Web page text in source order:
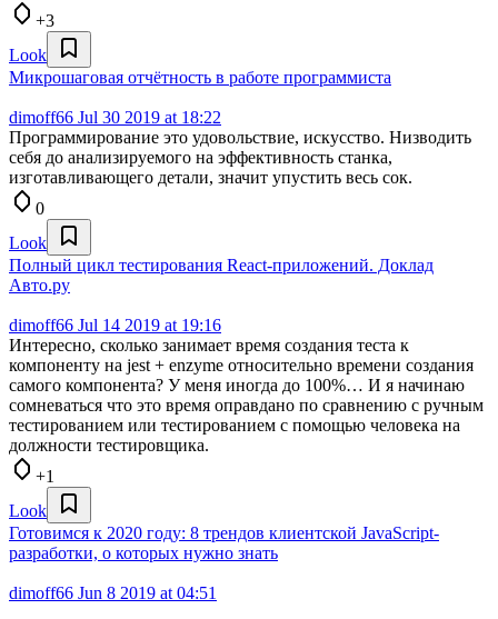
+3
Look
Микрошаговая отчётность в работе программиста
dimoff66 Jul 30 2019 at 18:22
Программирование это удовольствие, искусство. Низводить
себя до анализируемого на эффективность станка,
изготавливающего детали, значит упустить весь сок.
0
Look
Полный цикл тестирования React-приложений. Доклад
Авто.ру
dimoff66 Jul 14 2019 at 19:16
Интересно, сколько занимает время создания теста к
компоненту на jest + enzyme относительно времени создания
самого компонента? У меня иногда до 100%… И я начинаю
сомневаться что это время оправдано по сравнению с ручным
тестированием или тестированием с помощью человека на
должности тестировщика.
+1
Look
Готовимся к 2020 году: 8 трендов клиентской JavaScript-
разработки, о которых нужно знать
dimoff66 Jun 8 2019 at 04:51